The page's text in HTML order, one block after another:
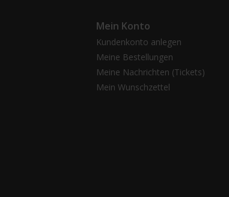
Mein Konto
Kundenkonto anlegen
Meine Bestellungen
Meine Nachrichten (Tickets)
Mein Wunschzettel